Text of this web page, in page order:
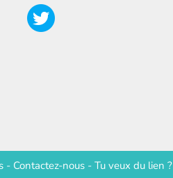
- Contactez-nous - Tu veux du lien ?